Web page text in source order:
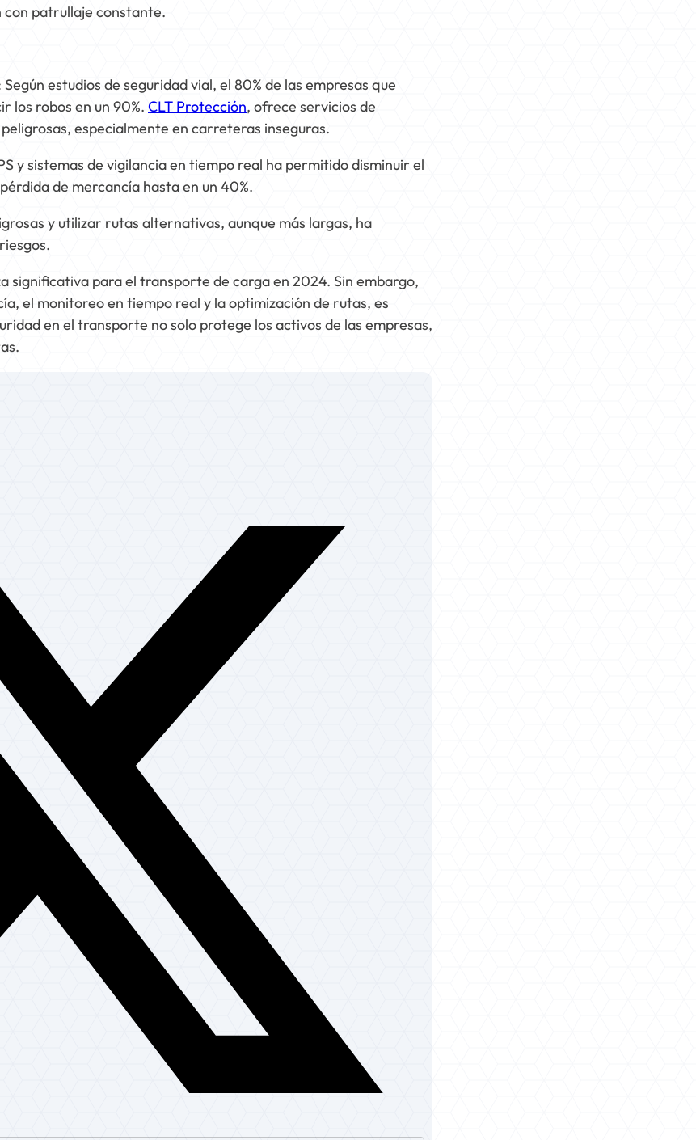
con patrullaje constante.
Según estudios de seguridad vial, el 80% de las empresas que
los robos en un 90%. CLT Protección, ofrece servicios de
especialmente en carreteras inseguras.
y sistemas de vigilancia en tiempo real ha permitido disminuir el
de mercancía hasta en un 40%.
y utilizar rutas alternativas, aunque más largas, ha
significativa para el transporte de carga en 2024. Sin embargo,
el monitoreo en tiempo real y la optimización de rutas, es
en el transporte no solo protege los activos de las empresas,